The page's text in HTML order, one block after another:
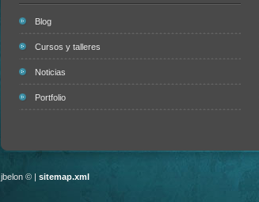
Blog
Cursos y talleres
Noticias
Portfolio
jbelon © | sitemap.xml